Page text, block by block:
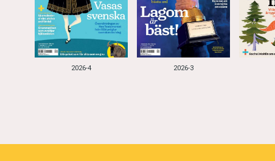
2026-4 2026-3